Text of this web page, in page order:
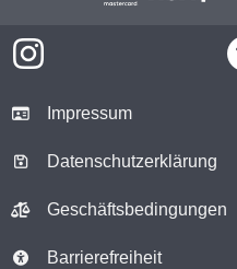
Impressum
Datenschutzerklärung
Geschäftsbedingungen
Barrierefreiheit